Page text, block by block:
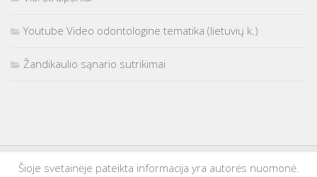
Youtube Video odontologine tematika (lietuvių k.)
Žandikaulio sąnario sutrikimai
Šioje svetainėje pateikta informacija yra autorės nuomonė.